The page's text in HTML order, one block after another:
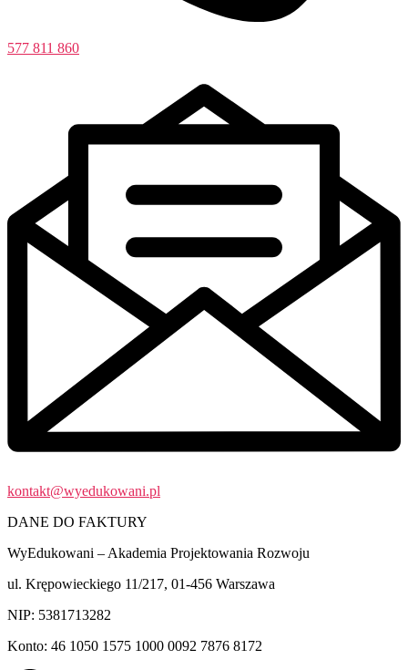
577 811 860
kontakt@wyedukowani.pl
DANE DO FAKTURY
WyEdukowani – Akademia Projektowania Rozwoju
ul. Krępowieckiego 11/217, 01-456 Warszawa
NIP: 5381713282
Konto: 46 1050 1575 1000 0092 7876 8172